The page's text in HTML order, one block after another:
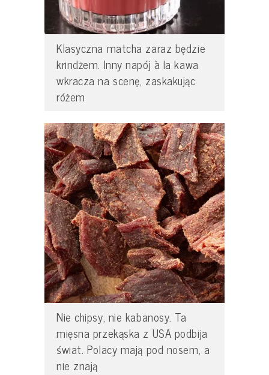
Klasyczna matcha zaraz będzie
krindżem. Inny napój à la kawa
wkracza na scenę, zaskakując
różem
Nie chipsy, nie kabanosy. Ta
mięsna przekąska z USA podbija
świat. Polacy mają pod nosem, a
nie znają